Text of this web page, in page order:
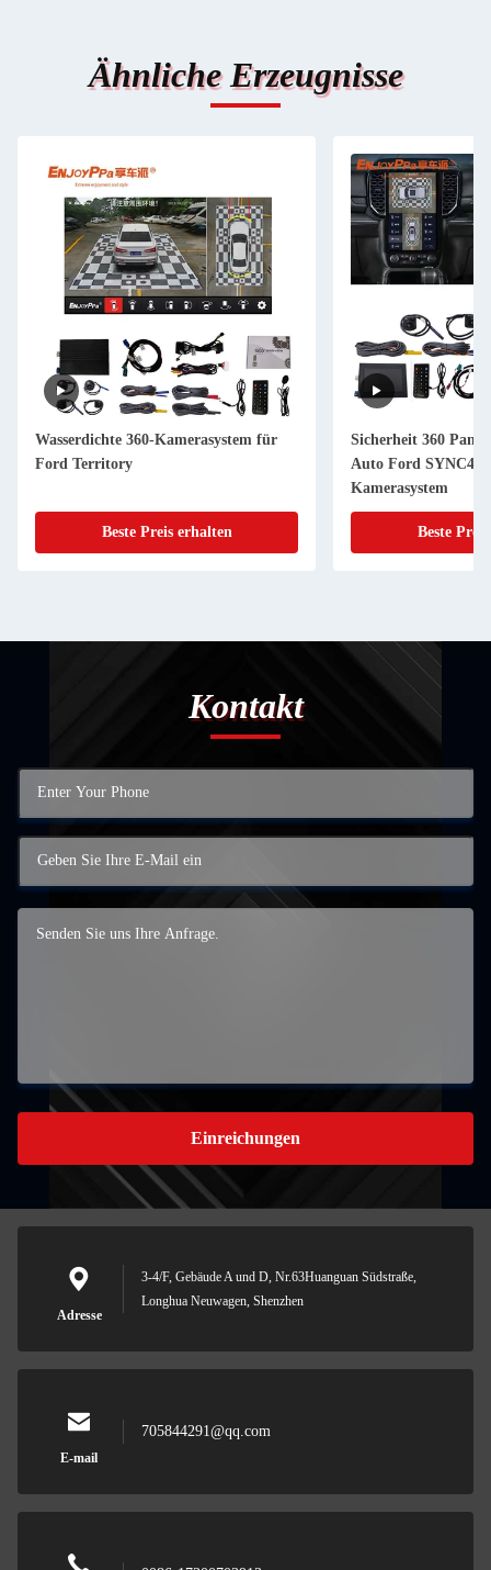
Ähnliche Erzeugnisse
Wasserdichte 360-Kamerasystem für
Ford Territory
Beste Preis erhalten
Sicherheit 360
Auto Ford SYNC4
Kamerasystem
Beste
Kontakt
Einreichungen
Adresse
3-4/F, Gebäude A und D, Nr.63Huanguan Südstraße,
Longhua Neuwagen, Shenzhen
E-mail
705844291@qq.com